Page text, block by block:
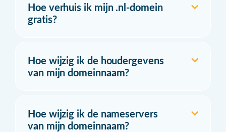
Hoe verhuis ik mijn .nl-domein
gratis?
Hoe wijzig ik de houdergevens
van mijn domeinnaam?
Hoe wijzig ik de nameservers
van mijn domeinnaam?